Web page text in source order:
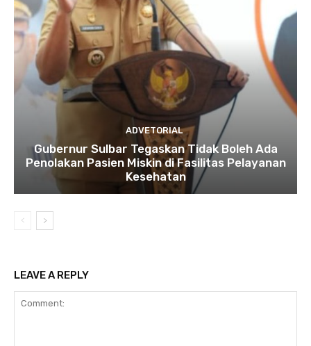
ADVETORIAL
Gubernur Sulbar Tegaskan Tidak Boleh Ada
Penolakan Pasien Miskin di Fasilitas Pelayanan
Kesehatan
LEAVE A REPLY